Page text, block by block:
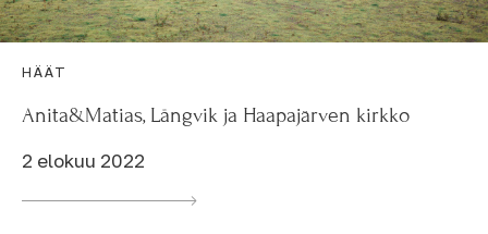
HÄÄT
Anita&Matias, Långvik ja Haapajärven kirkko
2 elokuu 2022